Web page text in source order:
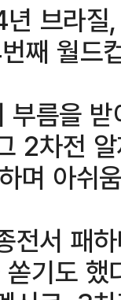
브라
째 월드
름을
2차전
며 아쉬
전서 패
기도